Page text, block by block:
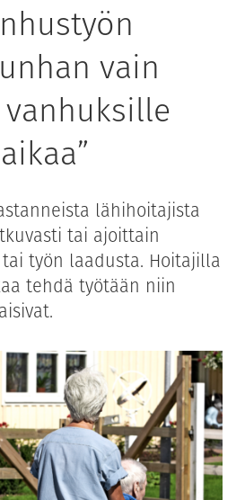
vain
lähihoitajista
tai ajoittain
työn laadusta. Hoitajilla
tehdä työtään niin